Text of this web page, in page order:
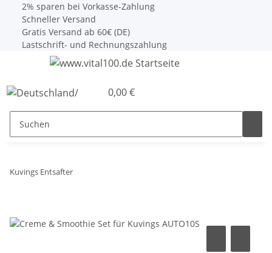
2% sparen bei Vorkasse-Zahlung
Schneller Versand
Gratis Versand ab 60€ (DE)
Lastschrift- und Rechnungszahlung
0,00 €
Kuvings Entsafter